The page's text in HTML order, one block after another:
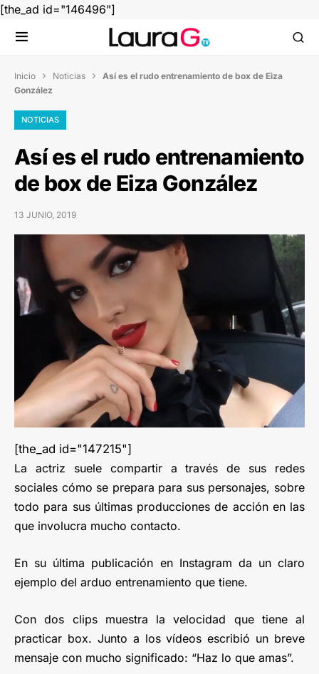
[the_ad id="146496"]
Inicio  Noticias  Así es el rudo entrenamiento de box de Eiza
González
NOTICIAS
Así es el rudo entrenamiento
de box de Eiza González
13 JUNIO, 2019
[the_ad id="147215"]
La actriz suele compartir a través de sus redes
sociales cómo se prepara para sus personajes, sobre
todo para sus últimas producciones de acción en las
que involucra mucho contacto.
En su última publicación en Instagram da un claro
ejemplo del arduo entrenamiento que tiene.
Con dos clips muestra la velocidad que tiene al
practicar box. Junto a los vídeos escribió un breve
mensaje con mucho significado: “Haz lo que amas”.